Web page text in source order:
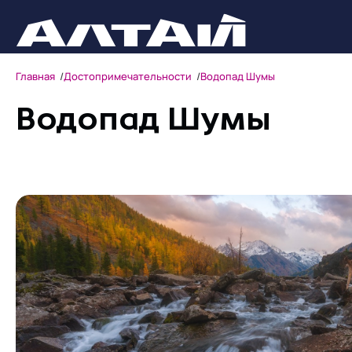
Главная Достопримечательности Водопад Шумы
Водопад Шумы